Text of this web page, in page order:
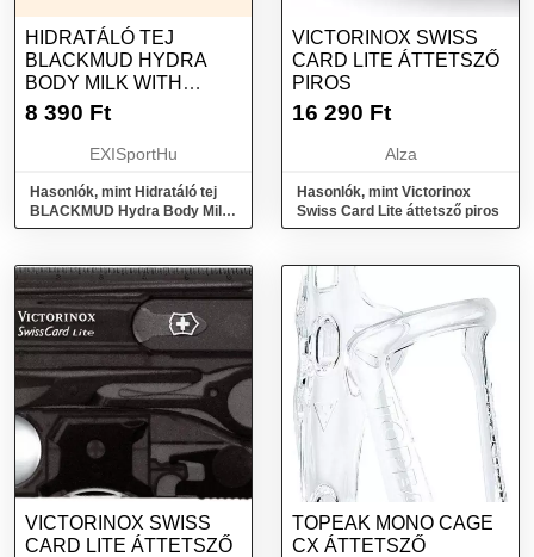
HIDRATÁLÓ TEJ
BLACKMUD HYDRA
BODY MILK WITH
HYALURON AND ALOE
8 390 Ft
EXISportHu
Hasonlók, mint Hidratáló tej
BLACKMUD Hydra Body Milk
with hyaluron and aloe vera
VICTORINOX SWISS
CARD LITE ÁTTETSZŐ
PIROS
16 290 Ft
Alza
Hasonlók, mint Victorinox
Swiss Card Lite áttetsző piros
VICTORINOX SWISS
CARD LITE ÁTTETSZŐ
TOPEAK MONO CAGE
CX ÁTTETSZŐ